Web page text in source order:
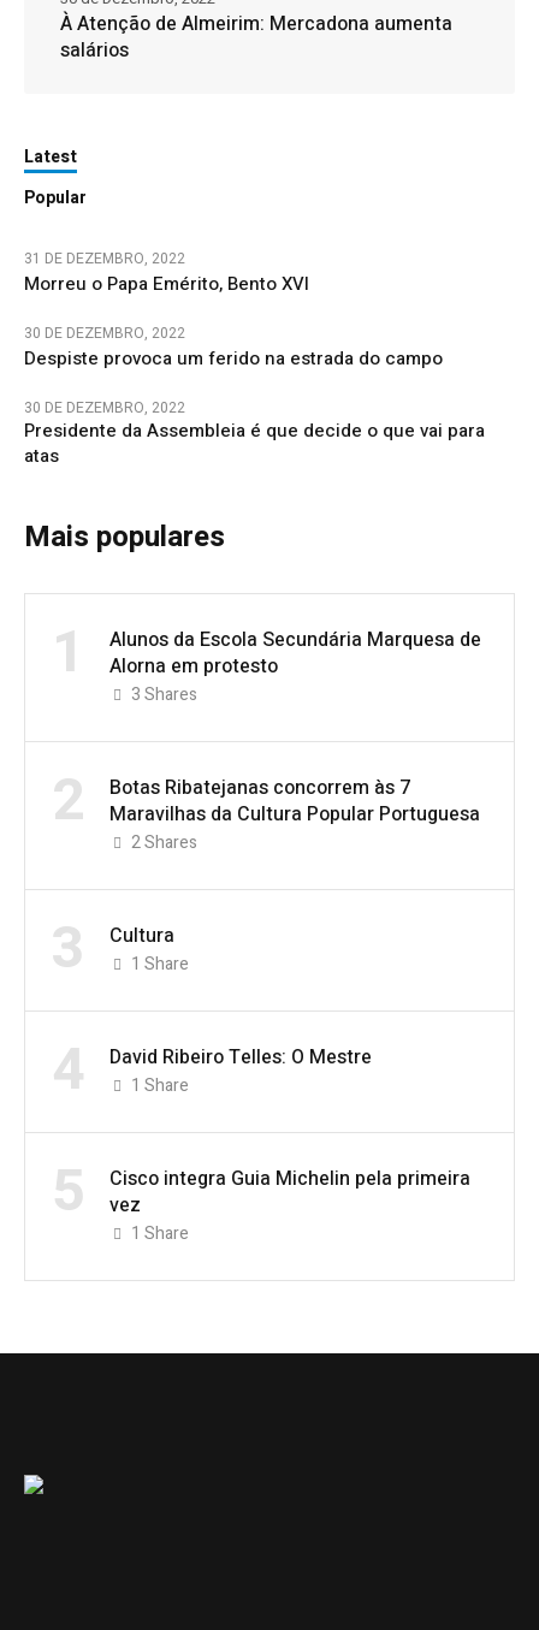
À Atenção de Almeirim: Mercadona aumenta
salários
Latest
Popular
31 DE DEZEMBRO, 2022
Morreu o Papa Emérito, Bento XVI
30 DE DEZEMBRO, 2022
Despiste provoca um ferido na estrada do campo
30 DE DEZEMBRO, 2022
Presidente da Assembleia é que decide o que vai para
atas
Mais populares
1
Alunos da Escola Secundária Marquesa de
Alorna em protesto
3Shares
2
Botas Ribatejanas concorrem às 7
Maravilhas da Cultura Popular Portuguesa
2Shares
3 Cultura
1 Share
4 David Ribeiro Telles: O Mestre
1 Share
5
Cisco integra Guia Michelin pela primeira
vez
1 Share